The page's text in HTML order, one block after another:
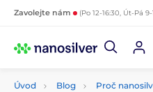
Zavolejte nám (Po 12-16:30, Út-Pá
Úvod Blog
Proč